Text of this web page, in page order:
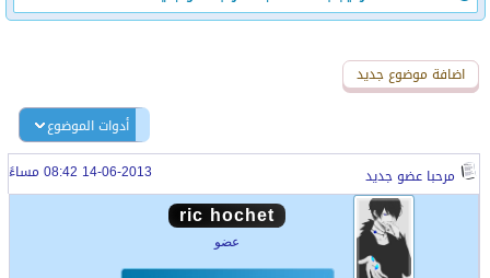
اضافة رد جديد
اضافة موضوع جديد
أدوات الموضوع
مرحبا عضو جديد 14-06-2013 08:42 مساءً
ric hochet
عضو